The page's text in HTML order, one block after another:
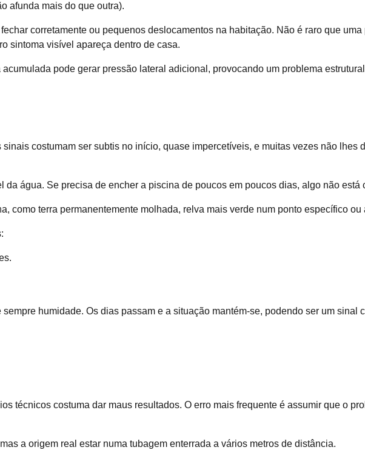
afunda mais do que outra).
corretamente ou pequenos deslocamentos na habitação. Não é raro que
sintoma visível apareça dentro de casa.
pode gerar pressão lateral adicional, provocando um problema
costumam ser subtis no início, quase impercetíveis, e muitas vezes não lhes
água. Se precisa de encher a piscina de poucos em poucos dias, algo não está
como terra permanentemente molhada, relva mais verde num ponto específico ou
humidade. Os dias passam e a situação mantém-se, podendo ser um sinal
técnicos costuma dar maus resultados. O erro mais frequente é assumir que o
a origem real estar numa tubagem enterrada a vários metros de distância.